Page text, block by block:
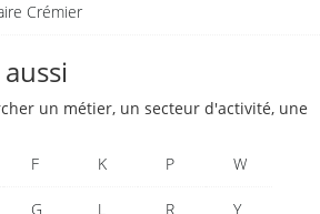
Crémier
un métier, un secteur d'activité, une
F
G
K
L
P
R
W
Y